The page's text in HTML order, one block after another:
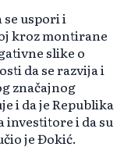
uspori i
kroz montirane
slike o
da se razvija i
značajnog
i da je Republika
investitore i da su
je Đokić.